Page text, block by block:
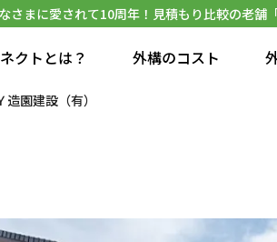
さまに愛されて10周年！見積もり比較の老舗
クトとは？ 外構のコスト
造園建設（有）